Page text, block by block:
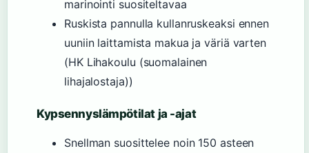
marinointi suositeltavaa
Ruskista pannulla kullanruskeaksi ennen
uuniin laittamista makua ja väriä varten
(HK Lihakoulu (suomalainen
lihajalostaja))
Kypsennyslämpötilat ja -ajat
Snellman suosittelee noin 150 asteen